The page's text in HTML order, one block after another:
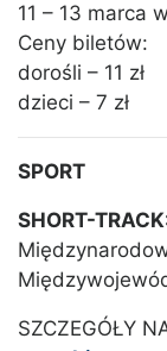
11 – 13 marca
Ceny biletów:
dorośli – 11 zł
dzieci – 7 zł
SPORT
SHORT-
SZCZEGÓŁY